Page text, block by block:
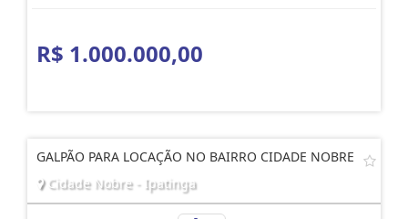
R$ 1.000.000,00
GALPÃO PARA LOCAÇÃO NO BAIRRO CIDADE NOBRE
Cidade Nobre - Ipatinga